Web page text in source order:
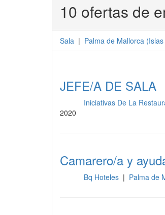
10 ofertas de
Sala | Palma de Mallorca (
JEFE/A DE SALA
Iniciativas De La
2020
Camarero/a y
Bq Hoteles | Palma de